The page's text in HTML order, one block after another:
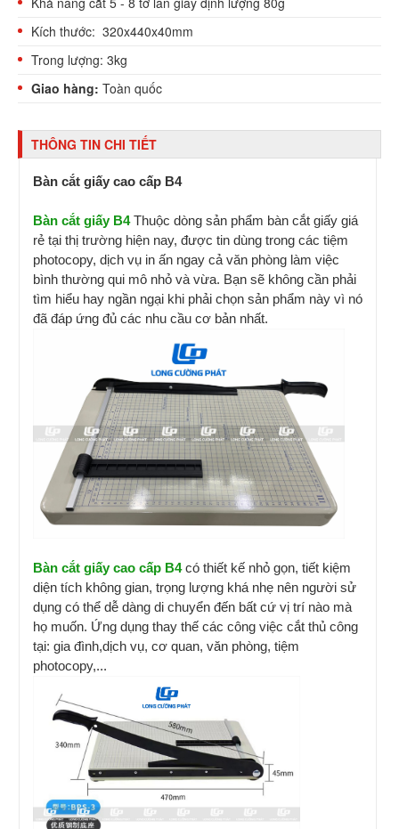
Kích thước: 320x440x40mm
Trong lượng: 3kg
Giao hàng: Toàn quốc
THÔNG TIN CHI TIẾT
Bàn cắt giấy cao cấp B4
Bàn cắt giấy B4Thuộc dòng sản phẩm bàn cắt giấy giá
rẻ tại thị trường hiện nay, được tin dùng trong các tiệm
photocopy, dịch vụ in ấn ngay cả văn phòng làm việc
bình thường qui mô nhỏ và vừa. Bạn sẽ không cần phải
tìm hiểu hay ngần ngại khi phải chọn sản phẩm này vì nó
đã đáp ứng đủ các nhu cầu cơ bản nhất.
Bàn cắt giấy cao cấp B4có thiết kế nhỏ gọn, tiết kiệm
diện tích không gian, trọng lượng khá nhẹ nên người sử
dụng có thể dễ dàng di chuyển đến bất cứ vị trí nào mà
họ muốn. Ứng dụng thay thế các công việc cắt thủ công
tại: gia đình,dịch vụ, cơ quan, văn phòng, tiệm
photocopy,...